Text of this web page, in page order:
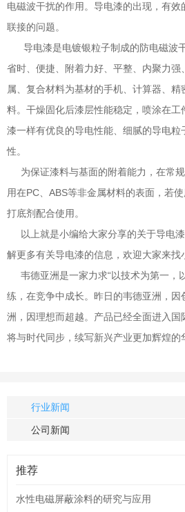
电磁波干扰的作用。导电漆的出现，有效的
联接的问题。
导电漆是电镀银粒子制成的防电磁波干
省时、便捷、附着力好、平整、内聚力强
属、复合材料为基材的手机、计算器、
料。干燥固化后漆层性能稳定，喷涂
漆一样有优良的导电性能、细腻的导电粒
性。
为保证漆料与基面的附着能力，在常
用在PC、ABS等非金属材料的表
打底剂配合使用。
以上就是小编给大家分享的关于导电
解更多有关导电漆的信息，欢迎大家来找
韦德亚洲是一家力求“以技术为第一，
练，在竞争中成长。昨日的韦德亚洲，因
洲，因理想而超越。产品已经全面进入国际
将与时代同步，续写新兴产业更加辉煌的
行业新闻
公司新闻
推荐
水性电磁屏蔽涂料的研究与应用